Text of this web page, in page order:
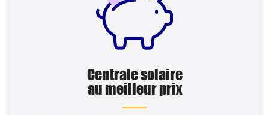
Centrale solaire
au meilleur prix